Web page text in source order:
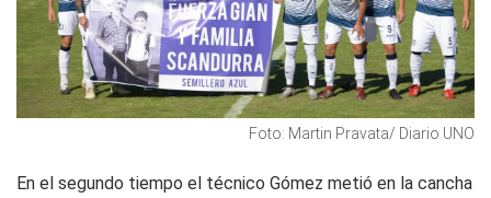
Foto: Martin Pravata/ Diario UNO
En el segundo tiempo el técnico Gómez metió en la cancha